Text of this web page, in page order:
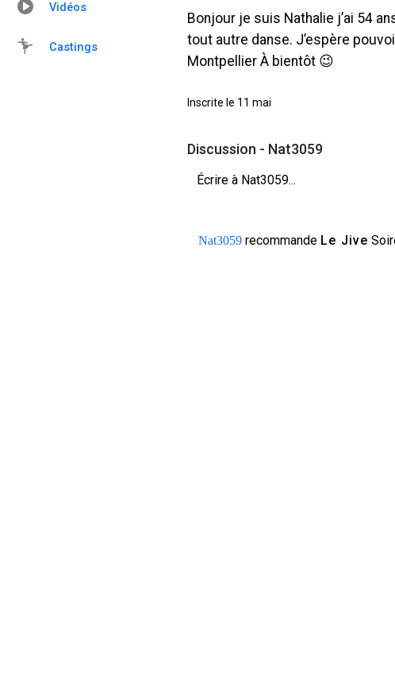
Vidéos
Castings
Bonjour je suis Nathalie j’ai 54
tout autre danse. J’espère
Montpellier À bientôt 😉
Inscrite le 11 mai
Discussion - Nat3059
Écrire à Nat3059...
Nat3059 recommande Le Jive